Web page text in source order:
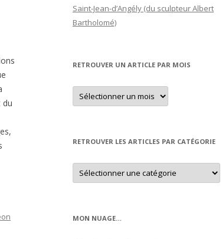
du
Saint-Jean-d’Angély (du sculpteur Albert
Bartholomé)
RETROUVER UN ARTICLE PAR MOIS
Retrouver
un
article
RETROUVER LES ARTICLES PAR CATÉGORIE
Retrouver
les
articles
MON NUAGE…